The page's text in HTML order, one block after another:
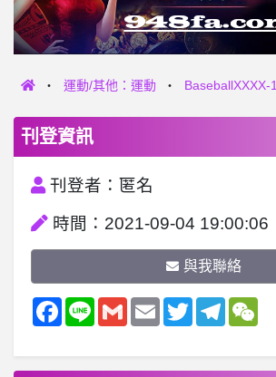
運動/其他：運動 BaseballXXXX-
刊登資訊
刊登者：匿名
時間：2021-09-04 19:00:06
與我聯絡
Facebook
Line GmailEmail TwitterTelegram